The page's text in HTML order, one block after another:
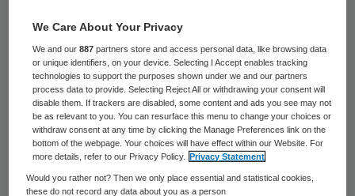
ouderen met een (eventuele) zorgbehoefte.
Na de transformatie wordt het object
verhuurd aan de Valuas Zorggroep. Deze
gaat er hoogwaardige woon- en
zorgservices leveren aan ouderen. Naast
woningen zal Valuas op de Wulperhorst ook
tijdelijk verblijf gaan bieden voor ouderen
We Care About Your Privacy
We and our887 partners store and access personal data, like browsing data
or unique identifiers, on your device. Selecting I Accept enables tracking
technologies to support the purposes shown under we and our partners
process data to provide. Selecting Reject All or withdrawing your consent will
disable them. If trackers are disabled, some content and ads you see may not
be as relevant to you. You can resurface this menu to change your choices or
withdraw consent at any time by clicking the Manage Preferences link on the
bottom of the webpage. Your choices will have effect within our Website. For
more details, refer to our Privacy Policy.
Privacy Statement
Would you rather not? Then we only place essential and statistical cookies,
these do not record any data about you as a person